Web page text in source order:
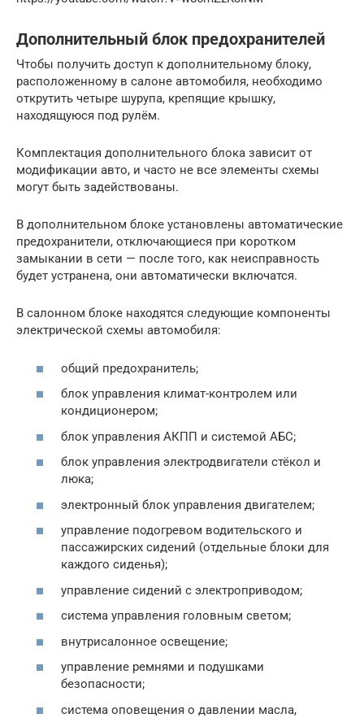
Дополнительный блок предохранителей
Чтобы получить доступ к дополнительному блоку,
расположенному в салоне автомобиля, необходимо
открутить четыре шурупа, крепящие крышку,
находящуюся под рулём.
Комплектация дополнительного блока зависит от
модификации авто, и часто не все элементы схемы
могут быть задействованы.
В дополнительном блоке установлены автоматические
предохранители, отключающиеся при коротком
замыкании в сети — после того, как неисправность
будет устранена, они автоматически включатся.
В салонном блоке находятся следующие компоненты
электрической схемы автомобиля:
общий предохранитель;
блок управления климат-контролем или
кондиционером;
блок управления АКПП и системой АБС;
блок управления электродвигатели стёкол и
люка;
электронный блок управления двигателем;
управление подогревом водительского и
пассажирских сидений (отдельные блоки для
каждого сиденья);
управление сидений с электроприводом;
система управления головным светом;
внутрисалонное освещение;
управление ремнями и подушками
безопасности;
система оповещения о давлении масла,